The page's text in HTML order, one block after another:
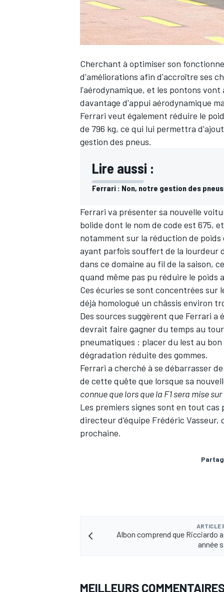
WEC
Cherchant à optimiser son
d'améliorations afin d'accroître ses
l'aérodynamique, et les pontons
davantage d'appui aérodynamique
Ferrari veut également réduire le
de 796 kg, ce qui lui permettra
gestion des pneus.
Lire aussi :
Ferrari : Non, notre gestion des
Ferrari va présenter sa nouvelle
bolide dont le nom de code est 675,
notamment sur la réduction de
ayant parfois souffert de la lourdeur
dans ce domaine au fil de la saison,
quand même pas pu réduire le poids
Ces écuries se sont concentrées
déjà homologué un châssis environ
Des sources suggèrent que Ferrari a
devrait faire gagner du temps au
pneumatiques : placer du lest au
dégradation réduite des gommes.
Ferrari a cherché à se débarrasser
de cette quête que lorsque sa
connue que lors que la F1 sera mise
Les premiers signes sont en tout
directeur d'équipe Frédéric Vasseur,
prochaine.
ARTICLE
Albon comprend que Ricciardo
année
MEILLEURS